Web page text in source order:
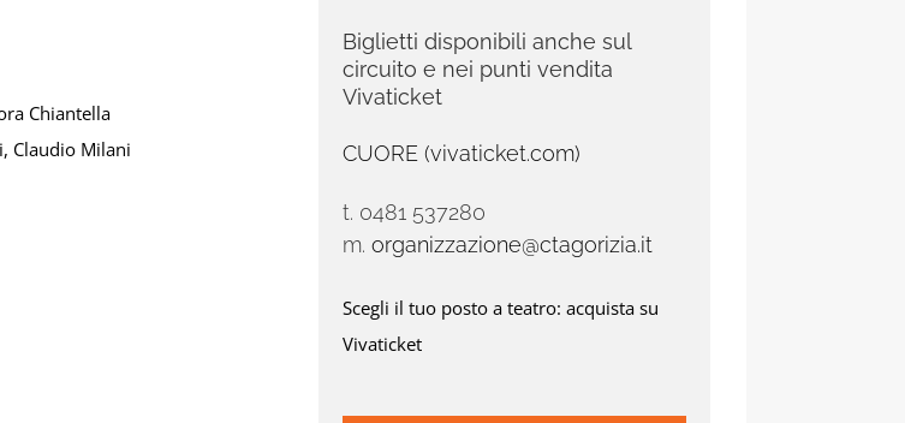
Chiantella
Claudio Milani
Biglietti disponibili anche sul
circuito e nei punti vendita
Vivaticket
CUORE (vivaticket.com)
t. 0481 537280
m. organizzazione@ctagorizia.it
Scegli il tuo posto a teatro: acquista su
Vivaticket